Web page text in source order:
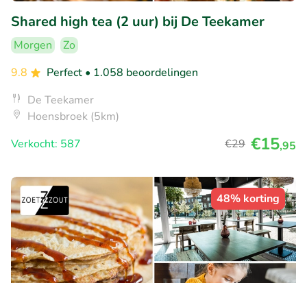
Shared high tea (2 uur) bij De Teekamer
Morgen
Zo
9.8
Perfect • 1.058 beoordelingen
De Teekamer
Hoensbroek (5km)
Verkocht: 587
€29 €15,95
48% korting